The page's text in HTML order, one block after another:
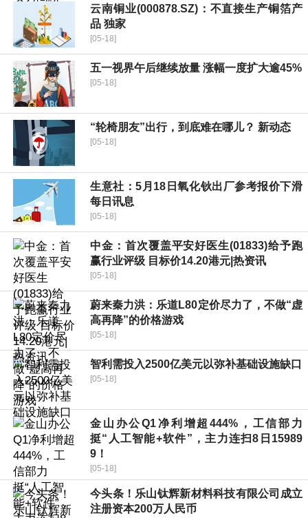
云南铜业(000878.SZ)：不直接生产铜箔产
品 独家
[05-18]
五一视界午后继续放量 涨幅一度扩大逾45%
[05-18]
“轮椅朋友”出行，到底难在哪儿？ 新动态
[05-18]
生意社：5月18日氧化钬出厂参考报价下滑
每日讯息
[05-18]
中金：首次覆盖平安好医生(01833)给予跑
赢行业评级 目标价14.20港元|热资讯
[05-18]
蔚来秦力洪：乐道L80定价尽力了，不做“虚
高再降”的价格游戏
[05-18]
智利需投入2500亿美元以弥补基础设施缺口
[05-18]
金山办公Q1净利增超444%，工信部力
挺“人工智能+软件”，主力连扫8日15989
9！
[05-18]
今头条！乐山钛辉新材料科技有限公司成立
注册资本200万人民币